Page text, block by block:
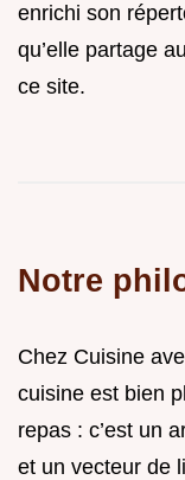
enrichi son
qu’elle partage
ce site.
Notre
Chez Cuisine
cuisine est bien
repas : c’est un
et un vecteur de